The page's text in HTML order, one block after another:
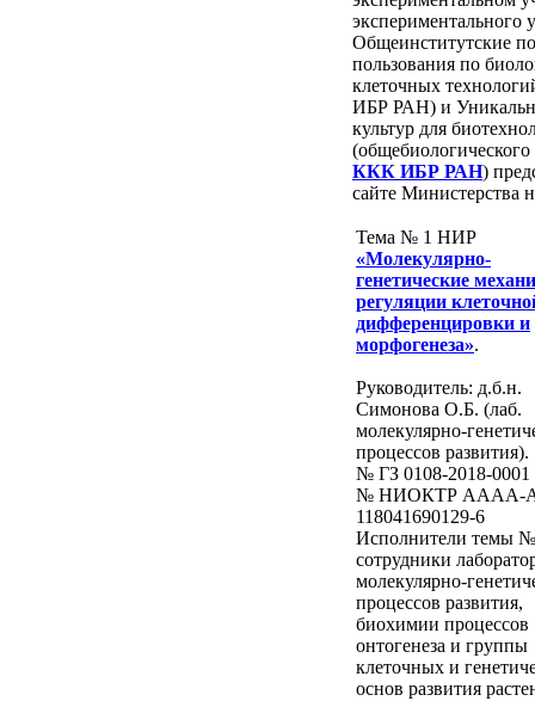
экспериментального
Общеинститутские
пользования по
клеточных
ИБР РАН) и
культур для
ККК ИБР РАН)
сайте Министерства
Тема № 1 НИР
«Молекулярно-
генетические
регуляции
дифференцировки и
морфогенеза».
Руководитель: д.б.н.
Симонова О.Б. (лаб.
молекулярно-
процессов развития).
№ ГЗ 0108-2018-0001
№ НИОКТР AAAA-
118041690129-6
Исполнители темы
сотрудники
молекулярно-
процессов развития,
биохимии процессов
онтогенеза и группы
клеточных и
основ развития